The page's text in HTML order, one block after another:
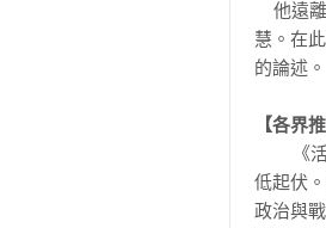
慧。在
的論述。
【各界
低起伏
政治與